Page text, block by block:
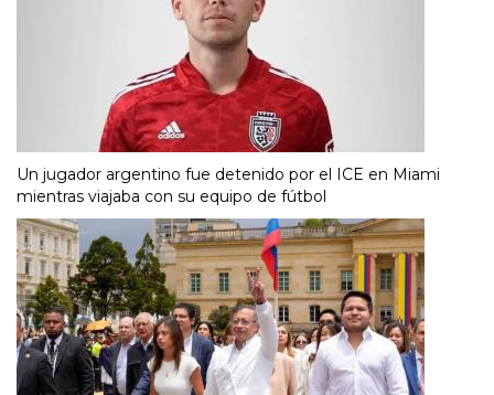
Un jugador argentino fue detenido por el ICE en Miami
mientras viajaba con su equipo de fútbol